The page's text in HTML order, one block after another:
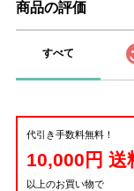
商品の評価
すべて
代引き手数料無料！
10,000円 送
以上のお買い物で